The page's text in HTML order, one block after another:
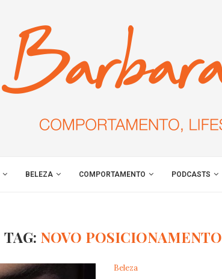
BELEZA COMPORTAMENTO PODCASTS
TAG: NOVO POSICIONAMENTO
Beleza